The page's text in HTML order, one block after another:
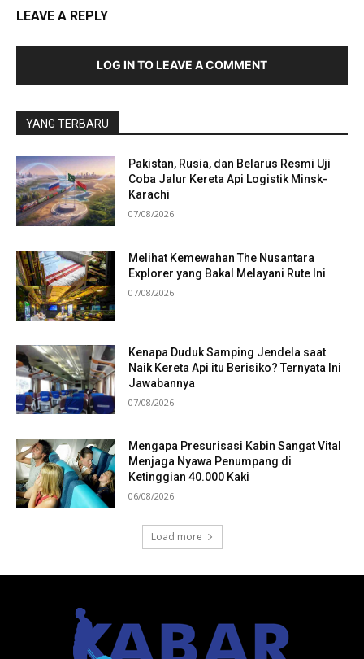
LEAVE A REPLY
LOG IN TO LEAVE A COMMENT
YANG TERBARU
Pakistan, Rusia, dan Belarus Resmi Uji
Coba Jalur Kereta Api Logistik Minsk-
Karachi
07/08/2026
Melihat Kemewahan The Nusantara
Explorer yang Bakal Melayani Rute Ini
07/08/2026
Kenapa Duduk Samping Jendela saat
Naik Kereta Api itu Berisiko? Ternyata Ini
Jawabannya
07/08/2026
Mengapa Presurisasi Kabin Sangat Vital
Menjaga Nyawa Penumpang di
Ketinggian 40.000 Kaki
06/08/2026
Load more